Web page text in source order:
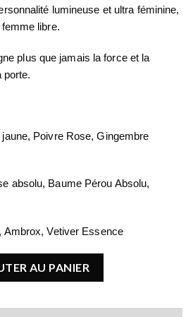
lumineuse et ultra féminine,
femme libre.
plus que jamais la force et la
porte.
Poivre Rose, Gingembre
absolu, Baume Pérou Absolu,
Ambrox, Vetiver Essence
QUATRE ICONIC
AU PANIER